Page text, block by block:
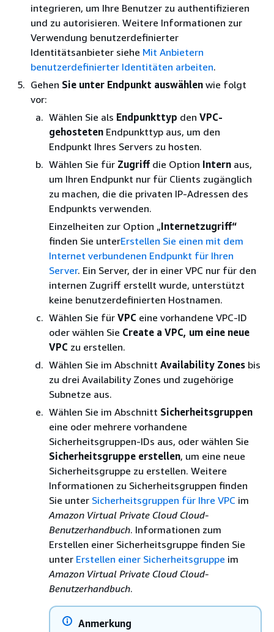
integrieren, um Ihre Benutzer zu authentifizieren
und zu autorisieren. Weitere Informationen zur
Verwendung benutzerdefinierter
Identitätsanbieter siehe Mit Anbietern
benutzerdefinierter Identitäten arbeiten.
Gehen Sie unter Endpunkt auswählen wie folgt
vor:
Wählen Sie als Endpunkttyp den VPC-
gehosteten Endpunkttyp aus, um den
Endpunkt Ihres Servers zu hosten.
Wählen Sie für Zugriff die Option Intern aus,
um Ihren Endpunkt nur für Clients zugänglich
zu machen, die die privaten IP-Adressen des
Endpunkts verwenden.
Einzelheiten zur Option „Internetzugriff“
finden Sie unterErstellen Sie einen mit dem
Internet verbundenen Endpunkt für Ihren
Server. Ein Server, der in einer VPC nur für den
internen Zugriff erstellt wurde, unterstützt
keine benutzerdefinierten Hostnamen.
Wählen Sie für VPC eine vorhandene VPC-ID
oder wählen Sie Create a VPC, um eine neue
VPC zu erstellen.
Wählen Sie im Abschnitt Availability Zones bis
zu drei Availability Zones und zugehörige
Subnetze aus.
Wählen Sie im Abschnitt Sicherheitsgruppen
eine oder mehrere vorhandene
Sicherheitsgruppen-IDs aus, oder wählen Sie
Sicherheitsgruppe erstellen, um eine neue
Sicherheitsgruppe zu erstellen. Weitere
Informationen zu Sicherheitsgruppen finden
Sie unter Sicherheitsgruppen für Ihre VPC im
Amazon Virtual Private Cloud Cloud-
Benutzerhandbuch. Informationen zum
Erstellen einer Sicherheitsgruppe finden Sie
unter Erstellen einer Sicherheitsgruppe im
Amazon Virtual Private Cloud Cloud-
Benutzerhandbuch.
Anmerkung